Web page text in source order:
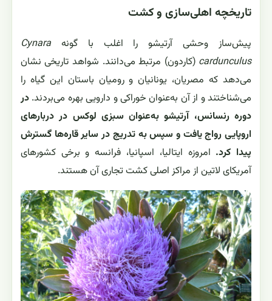
تاریخچه اهلی‌سازی و کشت
پیش‌ساز وحشی آرتیشو را اغلب با گونهCynara
cardunculus (کاردون) مرتبط می‌دانند. شواهد تاریخی نشان
می‌دهد که مصریان، یونانیان و رومیان باستان این گیاه را
می‌شناختند و از آن به‌عنوان خوراکی و دارویی بهره می‌بردند.در
دوره رنسانس، آرتیشو به‌عنوان سبزی لوکس در دربارهای
اروپایی رواج یافت و سپس به تدریج در سایر قاره‌ها گسترش
پیدا کرد. امروزه ایتالیا، اسپانیا، فرانسه و برخی کشورهای
آمریکای لاتین از مراکز اصلی کشت تجاری آن هستند.